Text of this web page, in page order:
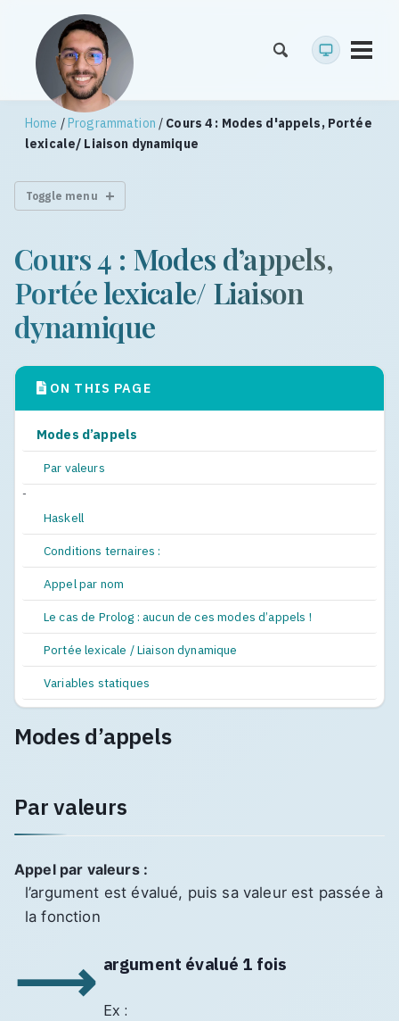
Home /Programmation / Cours 4 : Modes d'appels, Portée
lexicale/ Liaison dynamique
Toggle menu
Cours 4 : Modes d’appels,
Portée lexicale/ Liaison
dynamique
ON THIS PAGE
Modes d’appels
Par valeurs
-
Haskell
Conditions ternaires :
Appel par nom
Le cas de Prolog : aucun de ces modes d’appels !
Portée lexicale / Liaison dynamique
Variables statiques
Modes d’appels
Par valeurs
Appel par valeurs :
l’argument est évalué, puis sa valeur est passée à
la fonction
⟶ argument évalué 1 fois
Ex :